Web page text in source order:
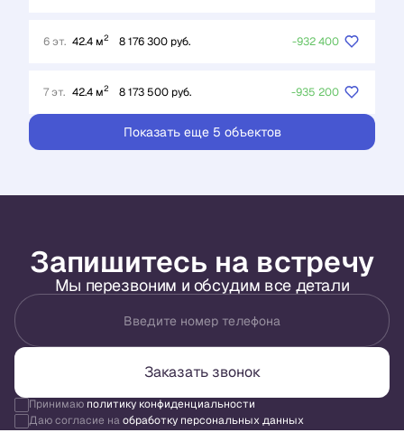
6 эт. 42.4 м2 8 176 300 руб. -932 400
7 эт. 42.4 м2 8 173 500 руб. -935 200
Показать еще 5 объектов
Запишитесь на встречу
Мы перезвоним и обсудим все детали
Введите номер телефона
Заказать звонок
Принимаю политику конфиденциальности
Даю согласие наобработку персональных данных